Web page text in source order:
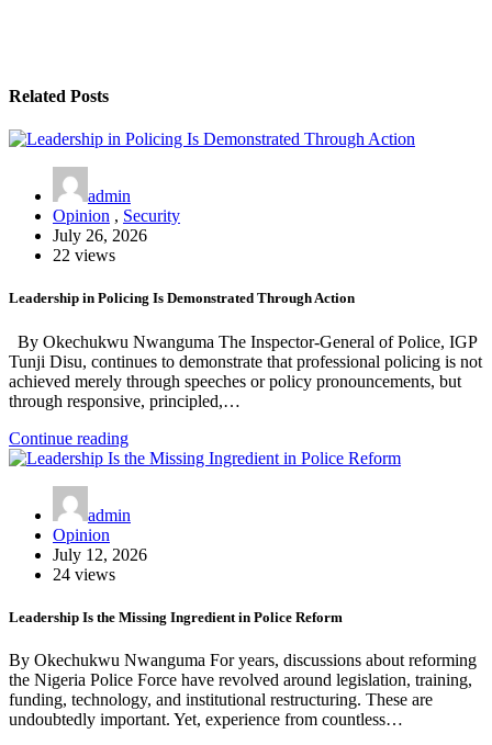
Related Posts
admin
Opinion , Security
July 26, 2026
22 views
Leadership in Policing Is Demonstrated Through Action
By Okechukwu Nwanguma The Inspector-General of Police, IGP
Tunji Disu, continues to demonstrate that professional policing is not
achieved merely through speeches or policy pronouncements, but
through responsive, principled,…
Continue reading
admin
Opinion
July 12, 2026
24 views
Leadership Is the Missing Ingredient in Police Reform
By Okechukwu Nwanguma For years, discussions about reforming
the Nigeria Police Force have revolved around legislation, training,
funding, technology, and institutional restructuring. These are
undoubtedly important. Yet, experience from countless…